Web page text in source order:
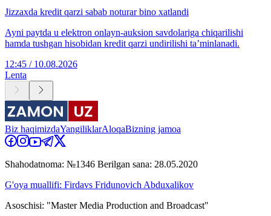
Jizzaxda kredit qarzi sabab noturar bino xatlandi
Ayni paytda u elektron onlayn-auksion savdolariga chiqarilishi
hamda tushgan hisobidan kredit qarzi undirilishi taʼminlanadi.
12:45 / 10.08.2026
Lenta
Biz haqimizdaYangiliklarAloqaBizning jamoa
Shahodatnoma: №1346 Berilgan sana: 28.05.2020
G'oya muallifi: Firdavs Fridunovich Abduxalikov
Asoschisi: "Master Media Production and Broadcast"